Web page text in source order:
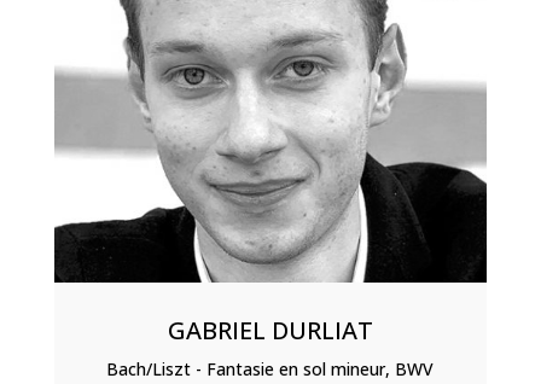
GABRIEL DURLIAT
Bach/Liszt - Fantasie en sol mineur, BWV